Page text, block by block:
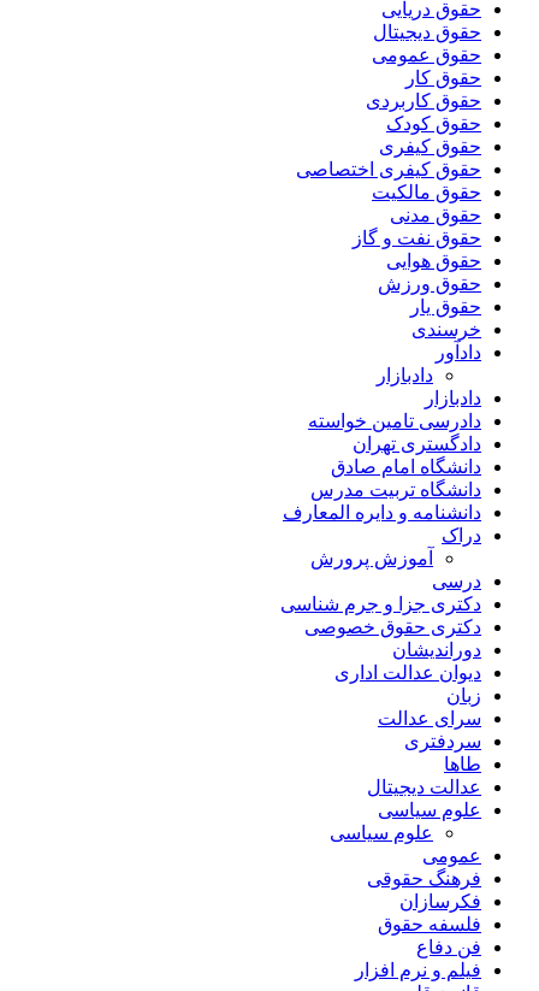
حقوق دریایی
حقوق دیجیتال
حقوق عمومی
حقوق کار
حقوق کاربردی
حقوق کودک
حقوق کیفری
حقوق کیفری اختصاصی
حقوق مالکیت
حقوق مدنی
حقوق نفت و گاز
حقوق هوایی
حقوق ورزش
حقوق یار
خرسندی
دادآور
دادبازار
دادبازار
دادرسی تامین خواسته
دادگستری تهران
دانشگاه امام صادق
دانشگاه تربیت مدرس
دانشنامه و دایره المعارف
دراک
آموزش پرورش
درسی
دکتری جزا و جرم شناسی
دکتری حقوق خصوصی
دوراندیشان
دیوان عدالت اداری
زبان
سرای عدالت
سردفتری
طاها
عدالت دیجیتال
علوم سیاسی
علوم سیاسی
عمومی
فرهنگ حقوقی
فکرسازان
فلسفه حقوق
فن دفاع
فیلم و نرم افزار